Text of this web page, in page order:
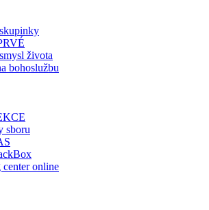
života
bohoslužbu
sboru
center online